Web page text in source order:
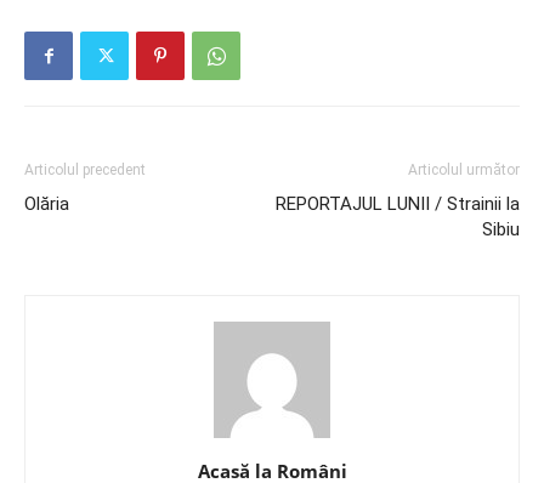
Articolul precedent
Olăria
Articolul următor
REPORTAJUL LUNII / Strainii la
Sibiu
Acasă la Români